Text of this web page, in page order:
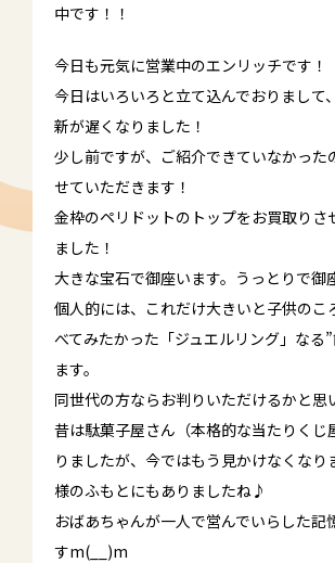
中です！！
今日も元気に営業中のエンリッチです！
今日はいろいろと立て込んでおりまして
新が遅くなりました！
少し前ですが、ご紹介できていなかった
せていただきます！
金枠のペリドットのトップをお買取りさ
ました！
大きな宝石で御座います。うっとりで御
個人的には、これだけ大きいと子供のこ
べてみたかった「ジュエルリング」なる
ます。
同世代の方ならお判りいただけるかと
昔は駄菓子屋さん（本格的な当たりくじ
りましたが、今ではもう見かけなくなり
様のふもとにもありましたね♪
おばあちゃんが一人で営んでいらした記
すm(__)m